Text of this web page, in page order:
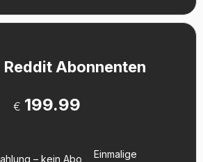
Abonnenten
€ 199.99
Einmalige